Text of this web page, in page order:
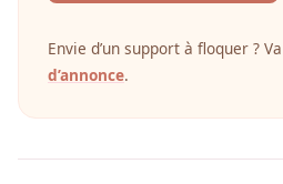
Envie d’un support à floquer ?
d’annonce.